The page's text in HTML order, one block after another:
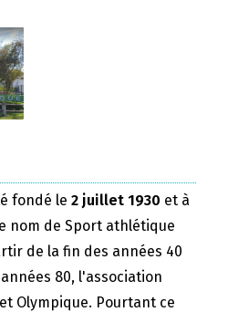
fondé le 2 juillet 1930 et à
nom de Sport athlétique
de la fin des années 40
80, l'association
Olympique. Pourtant ce